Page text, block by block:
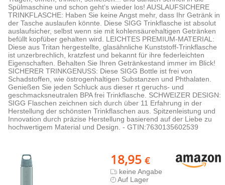
Spülmaschine und schon geht‘s wieder los! AUSLAUFSICHERE
TRINKFLASCHE: Haben Sie keine Angst mehr, dass Ihr Getränk in
der Tasche auslaufen könnte. Diese SIGG Trinkflasche ist absolut
auslaufsicher, selbst wenn sie mit kohlensäurehaltigen Getränken
befüllt kopfüber gehalten wird. LEICHTES PREMIUM-MATERIAL:
Diese aus Tritan hergestellte, glasähnliche Kunststoff-Trinkflasche
ist unzerbrechlich, kratzfest und bekannt für ihre federleichten
Eigenschaften. Behalten Sie Ihren Getränkestand immer im Blick!
SICHERER TRINKGENUSS: Diese SIGG Bottle ist frei von
Schadstoffen, wie östrogenhaltigen Substanzen und Phthalaten.
Genießen Sie jeden Schluck aus dieser rt geruchs- und
geschmacksneutralen BPA frei Trinkflasche. SCHWEIZER DESIGN:
SIGG Flaschen zeichnen sich durch über 11 Erfahrung in der
Herstellung der schönsten Trinkflaschen aus. Spitzenleistung und
Innovation durch präzise Herstellung basierend auf der Liebe zu
hochwertigem Material und Design. - GTIN:7630135602539
18,95 €
keine Angabe
Auf Lager